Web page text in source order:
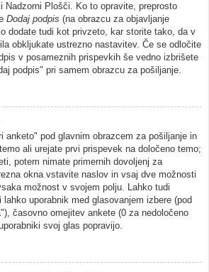
Nadzorni Plošči. Ko to opravite, preprosto
Dodaj podpis (na obrazcu za objavljanje
dodate tudi kot privzeto, kar storite tako, da v
obkljukate ustrezno nastavitev. Če se odločite
v posameznih prispevkih še vedno izbrišete
podpis" pri samem obrazcu za pošiljanje.
anketo" pod glavnim obrazcem za pošiljanje in
ali urejate prvi prispevek na določeno temo;
potem nimate primernih dovoljenj za
okna vstavite naslov in vsaj dve možnosti
možnost v svojem polju. Lahko tudi
uporabnik med glasovanjem izbere (pod
časovno omejitev ankete (0 za nedoločeno
svoj glas popravijo.